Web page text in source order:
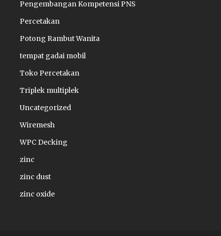
Pengembangan Kompetensi PNS
Percetakan
Potong Rambut Wanita
tempat gadai mobil
Toko Percetakan
Triplek multiplek
Uncategorized
Wiremesh
WPC Decking
zinc
zinc dust
zinc oxide